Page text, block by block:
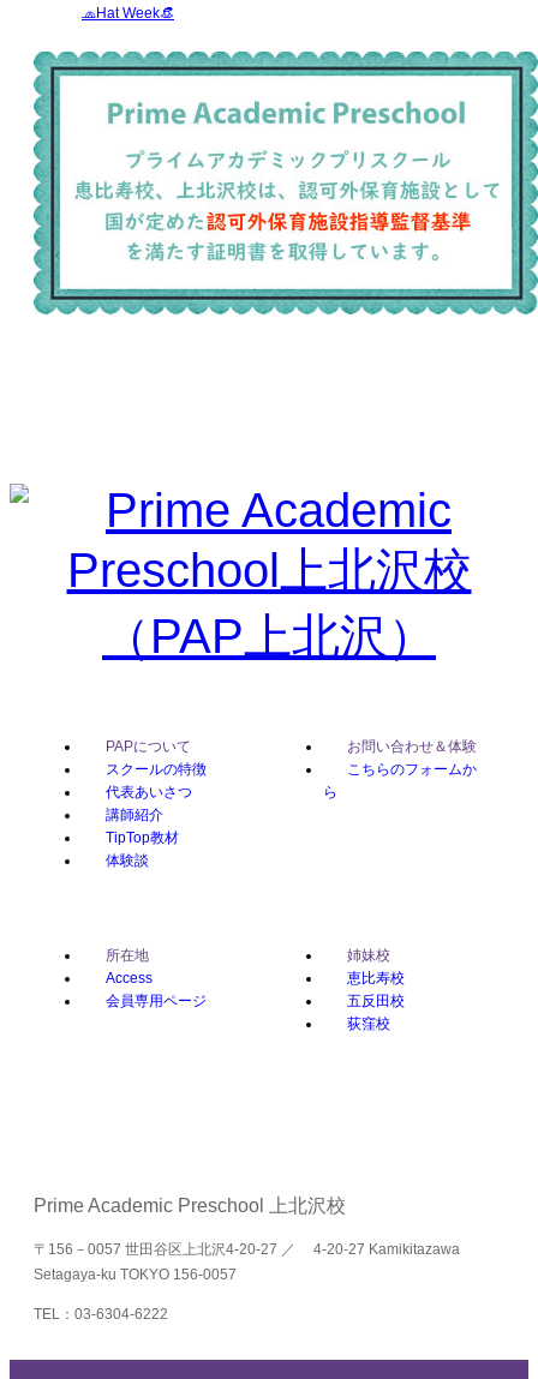
🧢Hat Week👒
PAPについて
スクールの特徴
代表あいさつ
講師紹介
TipTop教材
体験談
お問い合わせ＆体験
こちらのフォームか
ら
所在地
Access
会員専用ページ
姉妹校
恵比寿校
五反田校
荻窪校
Prime Academic Preschool 上北沢校
〒156－0057 世田谷区上北沢4-20-27 ／ 4-20-27 Kamikitazawa
Setagaya-ku TOKYO 156-0057
TEL：03-6304-6222